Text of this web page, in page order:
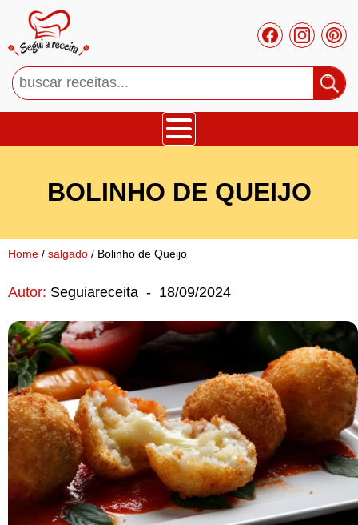
Mousses
Cupcakes
Salgado
Doce
Pão
Salada
Almoço
BOLINHO DE QUEIJO
Home / salgado / Bolinho de Queijo
Autor: Seguiareceita - 18/09/2024